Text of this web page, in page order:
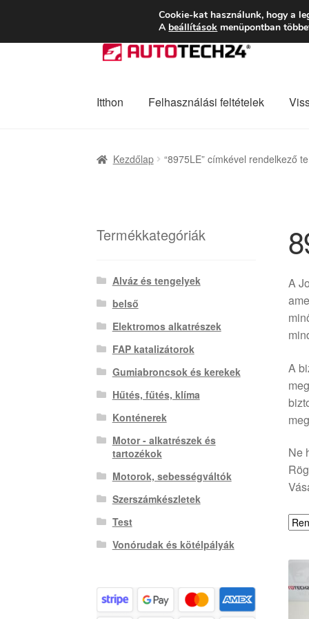
SZÁLLÍTÁS
Ugrás
a
Kilépés
a
Itthon
Felhasználási feltételek
Kezdőlap “8975LE” címkével rendelkező
A
A
Ne
Termékkategóriák
Alváz és tengelyek
belső
Elektromos alkatrészek
FAP katalizátorok
Gumiabroncsok és kerekek
Hűtés, fűtés, klíma
Konténerek
Motor - alkatrészek és
tartozékok
Motorok, sebességváltók
Szerszámkészletek
Test
Vonórudak és kötélpályák
Cookie-kat használunk, hogy a
A beállítások menüpontban